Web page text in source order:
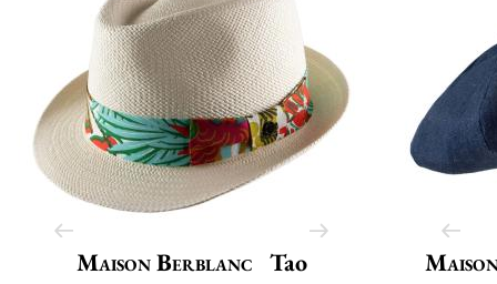
Maison Berblanc Tao